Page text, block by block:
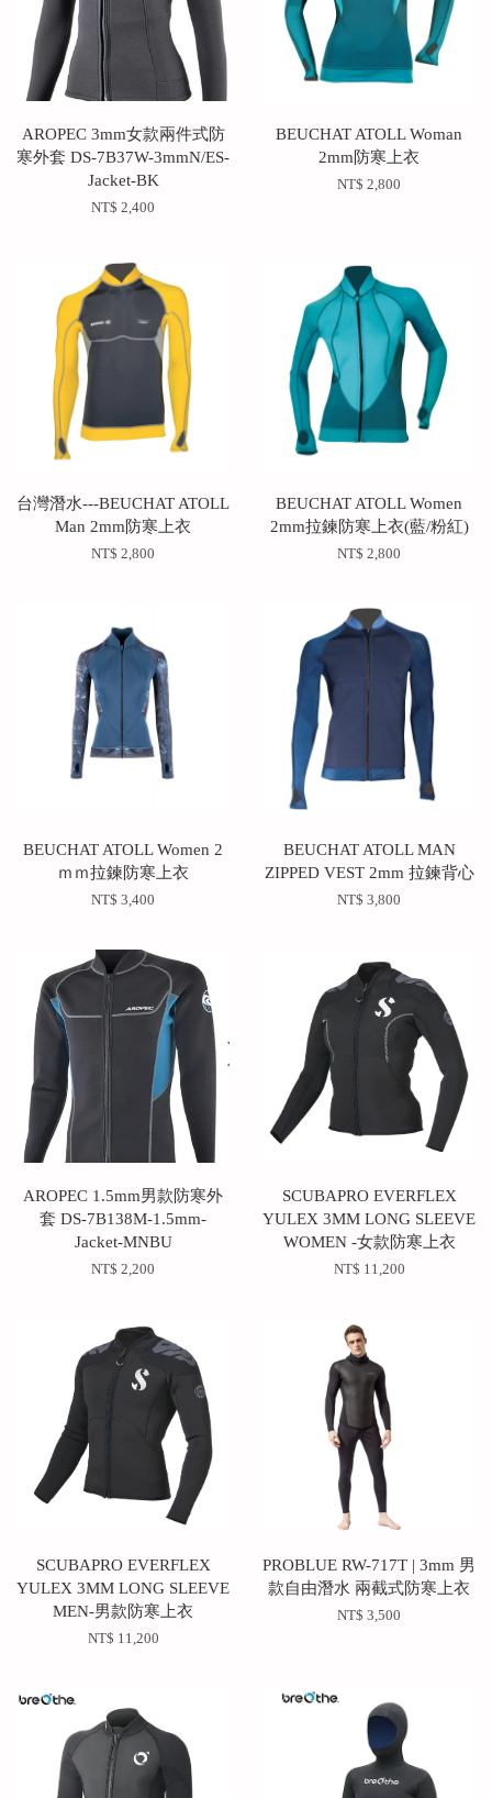
AROPEC 3mm女款兩件式防
寒外套 DS-7B37W-3mmN/ES-
Jacket-BK
NT$ 2,400
BEUCHAT ATOLL Woman
2mm防寒上衣
NT$ 2,800
台灣潛水---BEUCHAT ATOLL
Man 2mm防寒上衣
NT$ 2,800
BEUCHAT ATOLL Women
2mm拉鍊防寒上衣(藍/粉紅)
NT$ 2,800
BEUCHAT ATOLL Women 2
ｍｍ拉鍊防寒上衣
NT$ 3,400
BEUCHAT ATOLL MAN
ZIPPED VEST 2mm 拉鍊背心
NT$ 3,800
AROPEC 1.5mm男款防寒外
套 DS-7B138M-1.5mm-
Jacket-MNBU
NT$ 2,200
SCUBAPRO EVERFLEX
YULEX 3MM LONG SLEEVE
WOMEN -女款防寒上衣
NT$ 11,200
SCUBAPRO EVERFLEX
YULEX 3MM LONG SLEEVE
MEN-男款防寒上衣
NT$ 11,200
PROBLUE RW-717T | 3mm 男
款自由潛水 兩截式防寒上衣
NT$ 3,500